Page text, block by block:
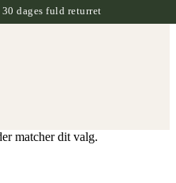
dages fuld returret
matcher dit valg.